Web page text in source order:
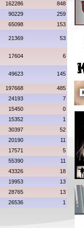
162286
848
90229
259
65098
153
21369 53
17604 6
49623 145
197668
485
24193
7
15450
0
15352
1
30397
52
20190
11
17571
5
55390
11
43326
18
19953
13
28765
13
26536 1